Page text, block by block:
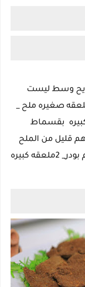
وسط ليست
ربع ملعقه صغيره ملح _
قرفه_ 2 ملعقه كبيره بقسماط
قليل من الملح
والقرفه وقليل من البصل بودر والثوم بودر_ 2ملعقه كبيره